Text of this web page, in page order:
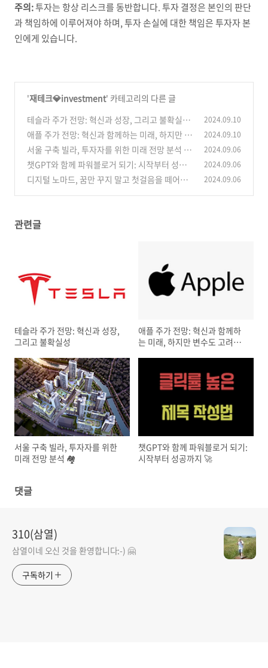
주의:투자는 항상 리스크를 동반합니다.투자 결정은 본인의 판단
과 책임하에 이루어져야 하며,투자 손실에 대한 책임은 투자자 본
인에게 있습니다.
'재테크💎investment' 카테고리의 다른 글
테슬라 주가 전망: 혁신과 성장, 그리고 불확실성
(2)
2024.09.10
애플 주가 전망: 혁신과 함께하는 미래, 하지만 변
수도 고려해야
(3)
2024.09.10
서울 구축 빌라, 투자자를 위한 미래 전망 분석 🏘️
(15)
2024.09.06
챗GPT와 함께 파워블로거 되기: 시작부터 성공
까지 🚀
(18)
2024.09.06
디지털 노마드, 꿈만 꾸지 말고 첫걸음을 떼어봐!
2024.09.06
관련글
테슬라 주가 전망: 혁신과 성장,
그리고 불확실성
애플 주가 전망: 혁신과 함께하
는 미래, 하지만 변수도 고려해
서울 구축 빌라, 투자자를 위한
미래 전망 분석 🏘️
챗GPT와 함께 파워블로거 되기:
시작부터 성공까지 🚀
댓글
310(삼열)
삼열이네 오신 것을 환영합니다:-) 🤗
구독하기